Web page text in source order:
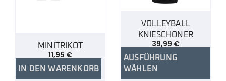
MINITRIKOT
11,95 €
IN DEN WARENKORB
VOLLEYBALL
KNIESCHONER
39,99 €
AUSFÜHRUNG
WÄHLEN